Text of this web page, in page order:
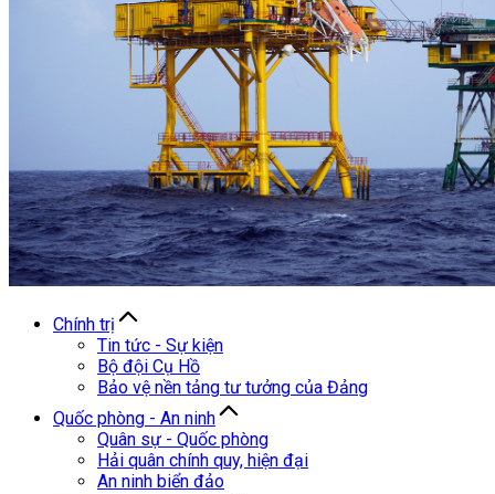
Chính trị
Tin tức - Sự kiện
Bộ đội Cụ Hồ
Bảo vệ nền tảng tư tưởng của Đảng
Quốc phòng - An ninh
Quân sự - Quốc phòng
Hải quân chính quy, hiện đại
An ninh biển đảo